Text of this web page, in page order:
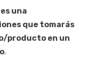
una
que tomarás
producto en un
.